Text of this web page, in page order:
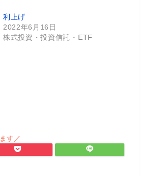
利上げ
2022年6月16日
株式投資・投資信託・ETF